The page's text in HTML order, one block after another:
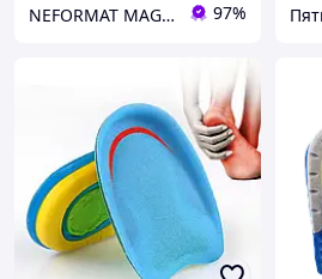
NEFORMAT MAGAZ 97%